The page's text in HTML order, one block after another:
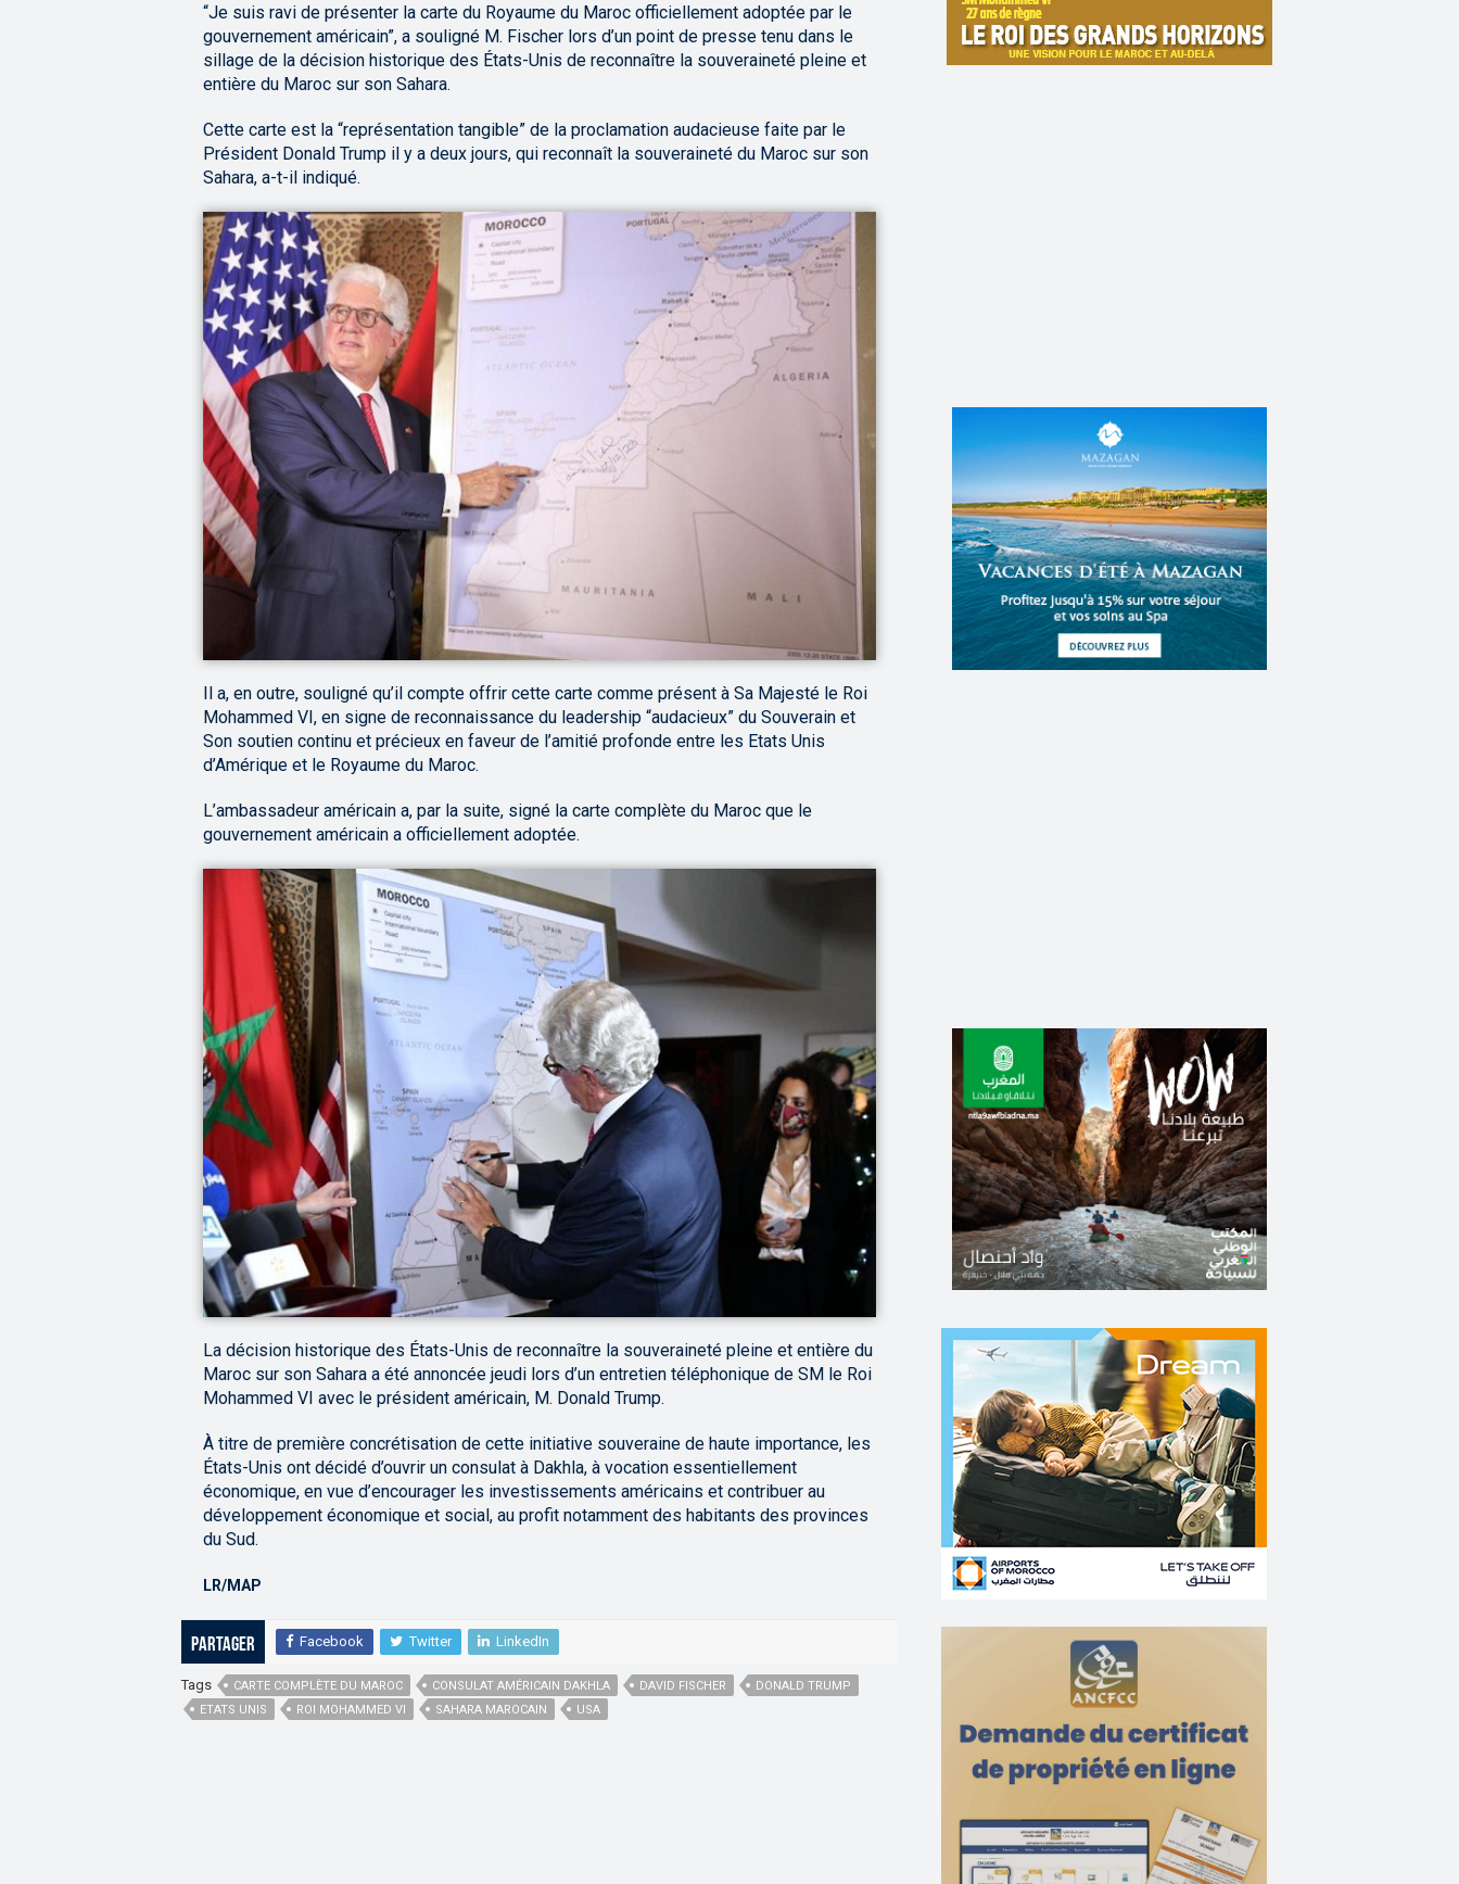
“Je suis ravi de présenter la carte du Royaume du Maroc officiellement adoptée par le
gouvernement américain”, a souligné M. Fischer lors d’un point de presse tenu dans le
sillage de la décision historique des États-Unis de reconnaître la souveraineté pleine et
entière du Maroc sur son Sahara.
Cette carte est la “représentation tangible” de la proclamation audacieuse faite par le
Président Donald Trump il y a deux jours, qui reconnaît la souveraineté du Maroc sur son
Sahara, a-t-il indiqué.
Il a, en outre, souligné qu’il compte offrir cette carte comme présent à Sa Majesté le Roi
Mohammed VI, en signe de reconnaissance du leadership “audacieux” du Souverain et
Son soutien continu et précieux en faveur de l’amitié profonde entre les Etats Unis
d’Amérique et le Royaume du Maroc.
L’ambassadeur américain a, par la suite, signé la carte complète du Maroc que le
gouvernement américain a officiellement adoptée.
La décision historique des États-Unis de reconnaître la souveraineté pleine et entière du
Maroc sur son Sahara a été annoncée jeudi lors d’un entretien téléphonique de SM le Roi
Mohammed VI avec le président américain, M. Donald Trump.
À titre de première concrétisation de cette initiative souveraine de haute importance, les
États-Unis ont décidé d’ouvrir un consulat à Dakhla, à vocation essentiellement
économique, en vue d’encourager les investissements américains et contribuer au
développement économique et social, au profit notamment des habitants des provinces
du Sud.
LR/MAP
Partager Facebook Twitter LinkedIn
Tags CARTE COMPLÈTE DU MAROC CONSULAT AMÉRICAIN DAKHLA DAVID FISCHER
DONALD TRUMP
ETATS UNIS
ROI MOHAMMED VI SAHARA MAROCAIN USA